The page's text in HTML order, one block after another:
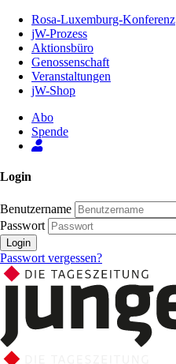
Inhalt
Seite
Rosa-Luxemburg-Konferenz
jW-Prozess
Aktionsbüro
Genossenschaft
Veranstaltungen
jW-Shop
Abo
Spende
Login
Benutzername
Passwort
Login
Passwort vergessen?